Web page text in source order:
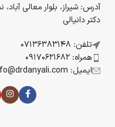
آدرس: شیراز، بلوار معالی
دکتر دانیالی
تلفن: 07136383148
همراه: 09170621682
ایمیل: info@drdanyali.com